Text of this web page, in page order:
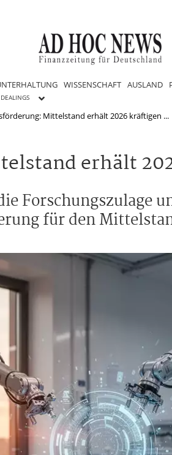
WISSENSCHAFT AUSLAND
Mittelstand erhält 2026 kräftigen ...
erhält
Forschungszulage
für den